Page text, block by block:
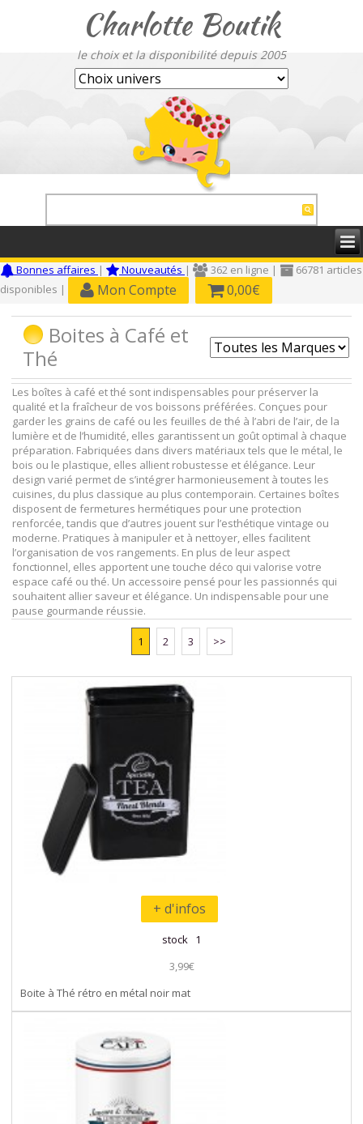
Charlotte Boutik
le choix et la disponibilité depuis 2005
Bonnes affaires | Nouveautés | 362 en ligne |
66781 articles
disponibles |
Mon Compte 0,00€
Boites à Café et
Thé
Les boîtes à café et thé sont indispensables pour préserver la
qualité et la fraîcheur de vos boissons préférées. Conçues pour
garder les grains de café ou les feuilles de thé à l’abri de l’air, de la
lumière et de l’humidité, elles garantissent un goût optimal à chaque
préparation. Fabriquées dans divers matériaux tels que le métal, le
bois ou le plastique, elles allient robustesse et élégance. Leur
design varié permet de s’intégrer harmonieusement à toutes les
cuisines, du plus classique au plus contemporain. Certaines boîtes
disposent de fermetures hermétiques pour une protection
renforcée, tandis que d’autres jouent sur l’esthétique vintage ou
moderne. Pratiques à manipuler et à nettoyer, elles facilitent
l’organisation de vos rangements. En plus de leur aspect
fonctionnel, elles apportent une touche déco qui valorise votre
espace café ou thé. Un accessoire pensé pour les passionnés qui
souhaitent allier saveur et élégance. Un indispensable pour une
pause gourmande réussie.
1 2 3 >>
+ d'infos
stock 1
3,99€
Boite à Thé rétro en métal noir mat